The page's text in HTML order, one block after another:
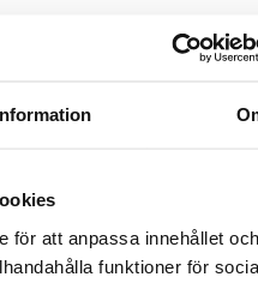
för att anpassa innehållet och
funktioner för